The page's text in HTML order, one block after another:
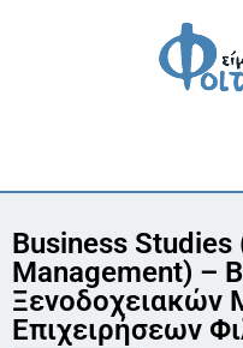
Business
Management) –
Ξενοδοχειακών
Επιχειρήσεων